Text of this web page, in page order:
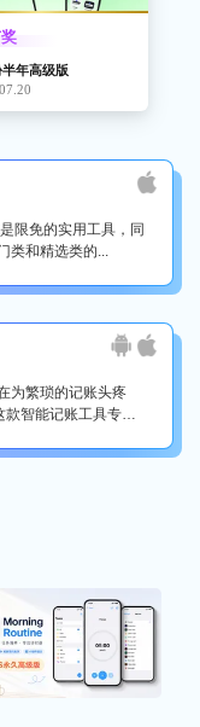
年高级版
限免的实用工具，同
类和精选类的...
为繁琐的记账头疼
款智能记账工具专为